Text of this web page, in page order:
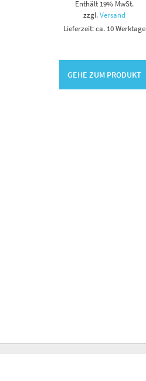
Enthält 19% MwSt.
zzgl.Versand
Lieferzeit: ca. 10 Werktage
GEHE ZUM PRODUKT